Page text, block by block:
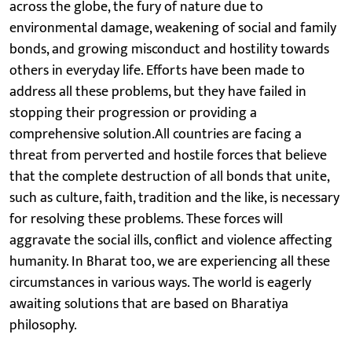
across the globe, the fury of nature due to
environmental damage, weakening of social and family
bonds, and growing misconduct and hostility towards
others in everyday life. Efforts have been made to
address all these problems, but they have failed in
stopping their progression or providing a
comprehensive solution.All countries are facing a
threat from perverted and hostile forces that believe
that the complete destruction of all bonds that unite,
such as culture, faith, tradition and the like, is necessary
for resolving these problems. These forces will
aggravate the social ills, conflict and violence affecting
humanity. In Bharat too, we are experiencing all these
circumstances in various ways. The world is eagerly
awaiting solutions that are based on Bharatiya
philosophy.